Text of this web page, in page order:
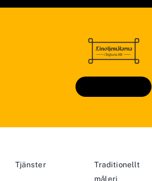
Tjänster
Traditionellt
måleri